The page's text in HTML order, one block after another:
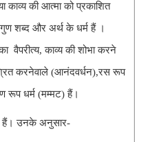
काव्य की आत्मा को प्रकाशित
शब्द और अर्थ के धर्म हैं ।
वैपरीत्य, काव्य की शोभा करने
करनेवाले (आनंदवर्धन),रस रूप
रूप धर्म (मम्मट) हैं।
हैं। उनके अनुसार-